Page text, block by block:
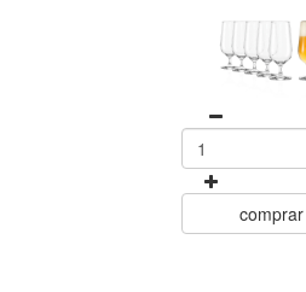
comprar